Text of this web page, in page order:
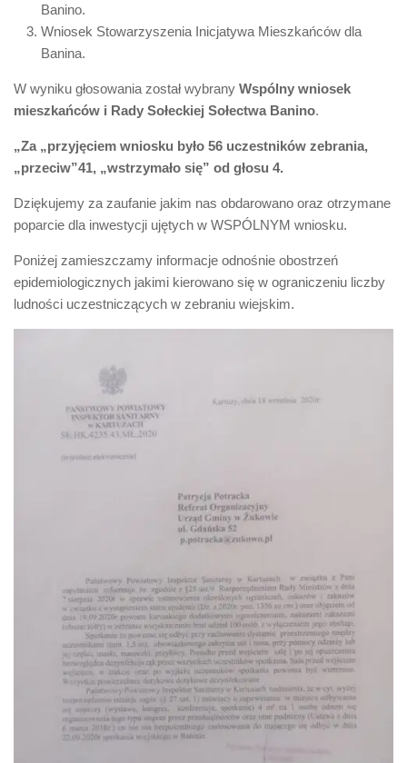
Banino.
Wniosek Stowarzyszenia Inicjatywa Mieszkańców dla
Banina.
W wyniku głosowania został wybrany Wspólny wniosek
mieszkańców i Rady Sołeckiej Sołectwa Banino.
„Za „przyjęciem wniosku było 56 uczestników zebrania,
„przeciw”41, „wstrzymało się” od głosu 4.
Dziękujemy za zaufanie jakim nas obdarowano oraz otrzymane
poparcie dla inwestycji ujętych w WSPÓLNYM wniosku.
Poniżej zamieszczamy informacje odnośnie obostrzeń
epidemiologicznych jakimi kierowano się w ograniczeniu liczby
ludności uczestniczących w zebraniu wiejskim.